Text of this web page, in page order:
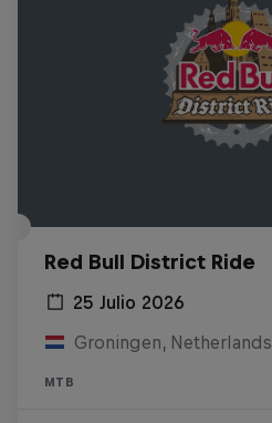
Red Bull District Ride
25 Julio 2026
Groningen, Netherlands
MTB